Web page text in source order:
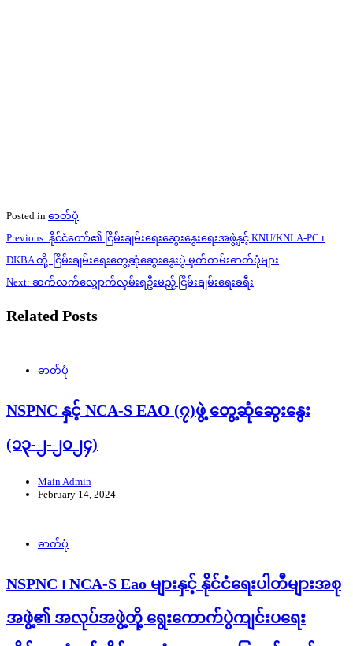
Posted in ဓာတ်ပုံ
Post
navigation
Previous: နိုင်ငံတော်၏ ငြိမ်းချမ်းရေးဆွေးနွေးရေးအဖွဲ့နှင့် KNU/KNLA-PC ၊
DKBA တို့ ငြိမ်းချမ်းရေးတွေ့ဆုံဆွေးနွေးပွဲ မှတ်တမ်းဓာတ်ပုံများ
Next: ဆက်လက်လျှောက်လှမ်းရဦးမည့် ငြိမ်းချမ်းရေးခရီး
Related Posts
ဓာတ်ပုံ
NSPNC နှင့် NCA-S EAO (၇)ဖွဲ့ တွေ့ဆုံဆွေးနွေး
(၁၃-၂-၂၀၂၄)
Main Admin
February 14, 2024
ဓာတ်ပုံ
NSPNC ၊ NCA-S Eao များနှင့် နိုင်ငံရေးပါတီများအစု
အဖွဲ့၏ အလုပ်အဖွဲ့တို့ ရွေးကောက်ပွဲကျင်းပရေး